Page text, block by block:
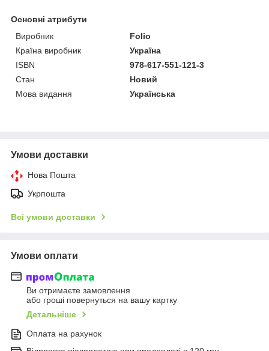
Основні атрибути
Виробник
Folio
Країна виробник
Україна
ISBN
978-617-551-121-3
Стан
Новий
Мова видання
Українська
Умови доставки
Нова Пошта
Укрпошта
Всі умови доставки
Умови оплати
Ви отримаєте замовлення
або гроші повернуться на вашу картку
Детальніше
Оплата на рахунок